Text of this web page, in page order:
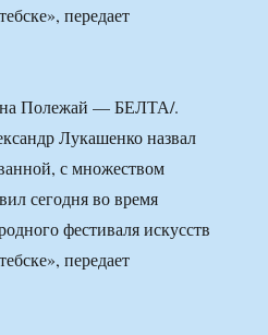
передает
Полежай — БЕЛТА/.
Лукашенко назвал
с множеством
сегодня во время
фестиваля искусств
передает